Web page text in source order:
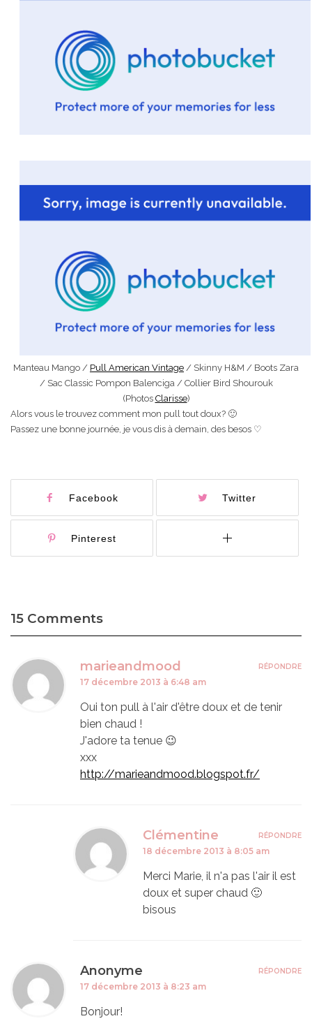
Manteau Mango / Pull American Vintage / Skinny H&M / Boots Zara
/ Sac Classic Pompon Balenciga / Collier Bird Shourouk
(Photos Clarisse)
Alors vous le trouvez comment mon pull tout doux? 🙂
Passez une bonne journée, je vous dis à demain, des besos ♡
Facebook Twitter
Pinterest
15 Comments
marieandmood
17 décembre 2013 à 6:48 am
Oui ton pull à l'air d'être doux et de tenir
bien chaud !
J'adore ta tenue 😉
xxx
http://marieandmood.blogspot.fr/
RÉPONDRE
Clémentine
18 décembre 2013 à 8:05 am
Merci Marie, il n'a pas l'air il est
doux et super chaud 🙂
bisous
RÉPONDRE
Anonyme
17 décembre 2013 à 8:23 am
Bonjour!
RÉPONDRE